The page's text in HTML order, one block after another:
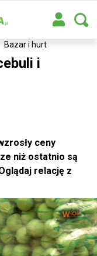
Bazar i hurt
i
ceny
niż ostatnio są
relację z